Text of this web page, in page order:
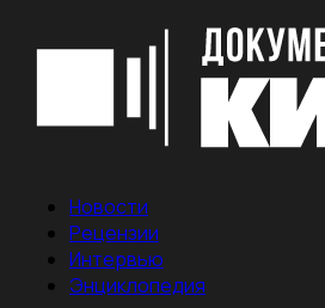
Новости
Рецензии
Интервью
Энциклопедия